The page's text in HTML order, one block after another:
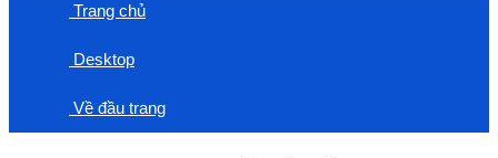
Trang chủ
Desktop
Về đầu trang